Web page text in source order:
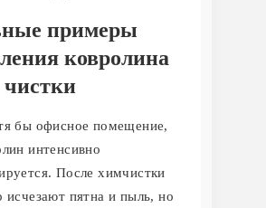
примеры
ковролина
чистки
бы офисное помещение,
интенсивно
После химчистки
исчезают пятна и пыль, но